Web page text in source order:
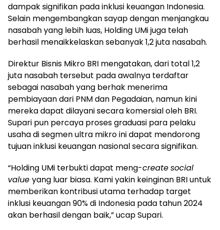
dampak signifikan pada inklusi keuangan Indonesia.
Selain mengembangkan sayap dengan menjangkau
nasabah yang lebih luas, Holding UMi juga telah
berhasil menaikkelaskan sebanyak 1,2 juta nasabah.
Direktur Bisnis Mikro BRI mengatakan, dari total 1,2
juta nasabah tersebut pada awalnya terdaftar
sebagai nasabah yang berhak menerima
pembiayaan dari PNM dan Pegadaian, namun kini
mereka dapat dilayani secara komersial oleh BRI.
Supari pun percaya proses graduasi para pelaku
usaha di segmen ultra mikro ini dapat mendorong
tujuan inklusi keuangan nasional secara signifikan.
“Holding UMi terbukti dapat meng-createsocial
value yang luar biasa. Kami yakin keinginan BRI untuk
memberikan kontribusi utama terhadap target
inklusi keuangan 90% di Indonesia pada tahun 2024
akan berhasil dengan baik,” ucap Supari.